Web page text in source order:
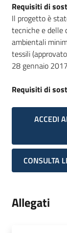
Requisiti di
Il progetto è
tecniche e
ambientali
tessili
28 gennaio
Requisiti di
ACCEDI
CONSULTA
Allegati